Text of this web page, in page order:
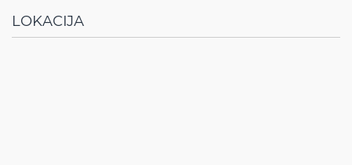
LOKACIJA